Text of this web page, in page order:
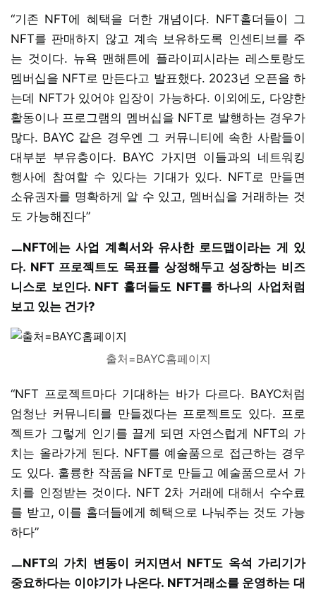
“기존 NFT에 혜택을 더한 개념이다. NFT홀더들이 그
NFT를 판매하지 않고 계속 보유하도록 인센티브를 주
는 것이다. 뉴욕 맨해튼에 플라이피시라는 레스토랑도
멤버십을 NFT로 만든다고 발표했다. 2023년 오픈을 하
는데 NFT가 있어야 입장이 가능하다. 이외에도, 다양한
활동이나 프로그램의 멤버십을 NFT로 발행하는 경우가
많다. BAYC 같은 경우엔 그 커뮤니티에 속한 사람들이
대부분 부유층이다. BAYC 가지면 이들과의 네트워킹
행사에 참여할 수 있다는 기대가 있다. NFT로 만들면
소유권자를 명확하게 알 수 있고, 멤버십을 거래하는 것
도 가능해진다”
ㅡNFT에는 사업 계획서와 유사한 로드맵이라는 게 있
다. NFT 프로젝트도 목표를 상정해두고 성장하는 비즈
니스로 보인다. NFT 홀더들도 NFT를 하나의 사업처럼
보고 있는 건가?
출처=BAYC홈페이지
“NFT 프로젝트마다 기대하는 바가 다르다. BAYC처럼
엄청난 커뮤니티를 만들겠다는 프로젝트도 있다. 프로
젝트가 그렇게 인기를 끌게 되면 자연스럽게 NFT의 가
치는 올라가게 된다. NFT를 예술품으로 접근하는 경우
도 있다. 훌륭한 작품을 NFT로 만들고 예술품으로서 가
치를 인정받는 것이다. NFT 2차 거래에 대해서 수수료
를 받고, 이를 홀더들에게 혜택으로 나눠주는 것도 가능
하다”
ㅡNFT의 가치 변동이 커지면서 NFT도 옥석 가리기가
중요하다는 이야기가 나온다. NFT거래소를 운영하는 대